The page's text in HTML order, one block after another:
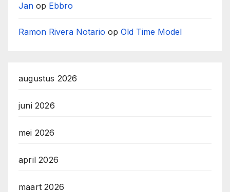
Jan op Ebbro
Ramon Rivera Notario op Old Time Model
augustus 2026
juni 2026
mei 2026
april 2026
maart 2026